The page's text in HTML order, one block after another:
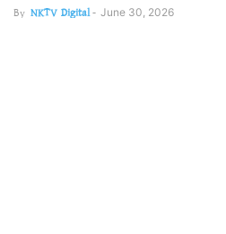
By NKTV Digital- June 30, 2026